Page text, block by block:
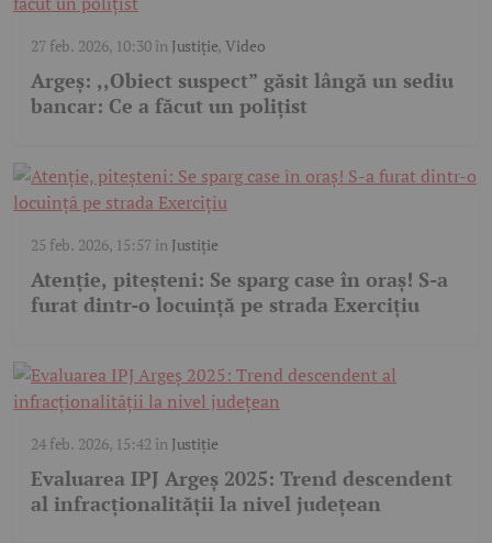
27 feb. 2026, 10:30în Justiție,Video
Argeș: ,,Obiect suspect” găsit lângă un sediu
bancar: Ce a făcut un polițist
25 feb. 2026, 15:57în Justiție
Atenție, piteșteni: Se sparg case în oraș! S-a
furat dintr-o locuință pe strada Exercițiu
24 feb. 2026, 15:42 în Justiție
Evaluarea IPJ Argeș 2025: Trend descendent
al infracționalității la nivel județean